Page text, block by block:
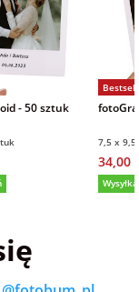
- 50 sztuk
7,5 x
34,00